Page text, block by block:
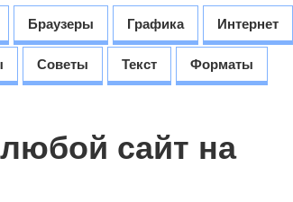
Браузеры Графика Интернет
Советы Текст Форматы
сайт на